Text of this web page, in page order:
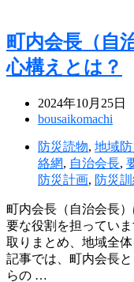
町内会長（自
心構えとは？
2024年10月25日
bousaikomachi
防災読物, 地域防
絡網, 自治会長,
防災計画, 防災
町内会長（自治会長
要な役割を担ってい
取りまとめ、地域全
記事では、町内会長
らの …